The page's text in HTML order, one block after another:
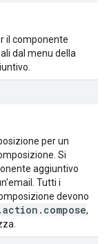
il componente
dal menu della
per un
Si
aggiuntivo
Tutti i
devono
,